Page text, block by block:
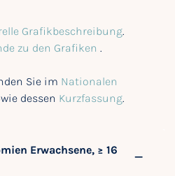
Grafikbeschreibung.
zu den Grafiken .
Sie im Nationalen
dessen Kurzfassung.
Erwachsene, ≥ 16